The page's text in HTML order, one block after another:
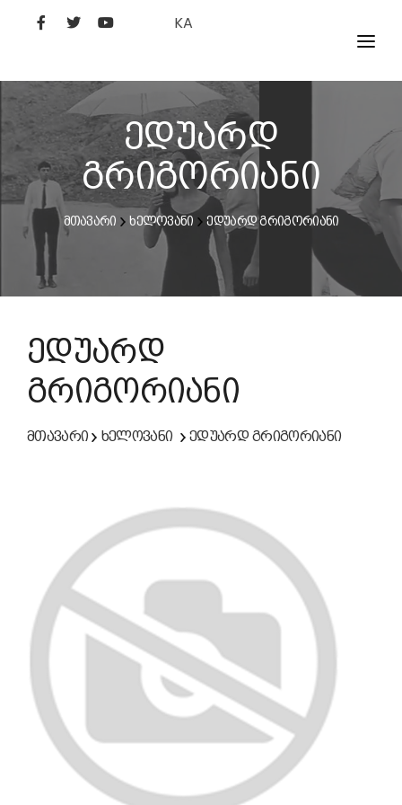
KA
ᲤᲘᲚᲛᲔᲑᲘ
ᲮᲔᲚᲝᲕᲐᲜᲘ
ᲙᲘᲜᲝᲡᲢᲣᲓᲘᲐ
ᲙᲘᲜᲝᲐᲙᲐᲓᲔᲛᲘᲐ
ედუარდ
გრიგორიანი
მთავარი ხელოვანი ედუარდ გრიგორიანი
ედუარდ
გრიგორიანი
მთავარი ხელოვანი ედუარდ გრიგორიანი